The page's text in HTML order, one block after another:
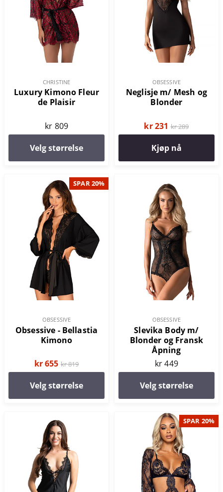
CHRISTINE
Luxury Kimono Fleur
de Plaisir
kr 809
Velg størrelse
OBSESSIVE
Neglisje m/ Mesh og
Blonder
kr 231 kr 289
Kjøp nå
SPAR 20%
OBSESSIVE
Obsessive - Bellastia
Kimono
kr 655 kr 819
Velg størrelse
OBSESSIVE
Slevika Body m/
Blonder og Fransk
Åpning
kr 449
Velg størrelse
SPAR 20%